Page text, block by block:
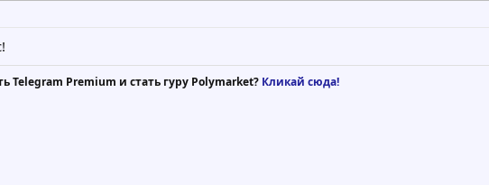
Telegram Premium и стать гуру Polymarket? Кликай сюда!